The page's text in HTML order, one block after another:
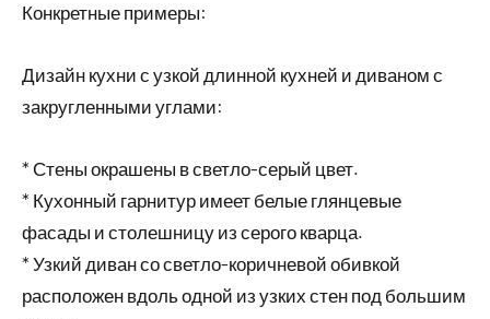
Конкретные примеры:
Дизайн кухни с узкой длинной кухней и диваном с
закругленными углами:
* Стены окрашены в светло-серый цвет.
* Кухонный гарнитур имеет белые глянцевые
фасады и столешницу из серого кварца.
* Узкий диван со светло-коричневой обивкой
расположен вдоль одной из узких стен под большим